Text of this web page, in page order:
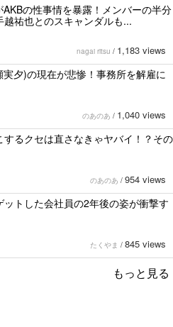
AKBの性事情を暴露！メンバーの半分
越祐也とのスキャンダルも...
nagai ritsu / 1,183 views
夕)の現在が悲惨！事務所を解雇に
のあのあ / 1,040 views
するクセは直さなきゃヤバイ！？その
のあのあ / 954 views
ットした会社員の2年後の姿が衝撃す
たくやま / 845 views
もっと見る